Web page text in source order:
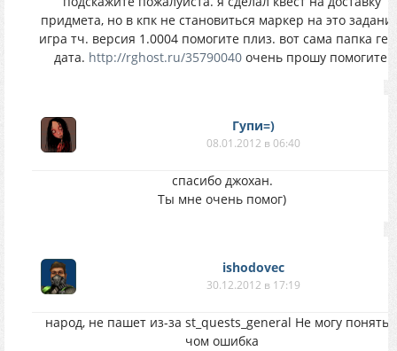
придмета, но в кпк не становиться маркер на это
игра тч. версия 1.0004 помогите плиз. вот сама папка
дата. http://rghost.ru/35790040очень прошу помогите.
Гупи=)
08.01.2012 в 06:40
спасибо джохан.
Ты мне очень помог)
ishodovec
30.12.2012 в 17:19
народ, не пашет из-за st_quests_general Не могу понять
чом ошибка